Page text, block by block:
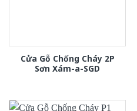
Cửa Gỗ Chống Cháy 2P
Sơn Xám-a-SGD